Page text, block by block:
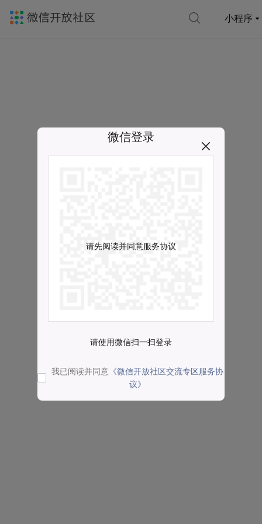
小程序
微信登录
请先阅读并同意服务协议
请使用微信扫一扫登录
我已阅读并同意 《微信开放社区交流专区服务协
议》